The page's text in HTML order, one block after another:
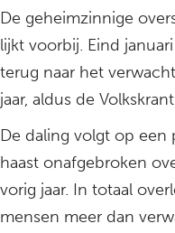
De geheimzinnige
lijkt voorbij. Eind
terug naar het
jaar, aldus de
De daling volgt op een
haast onafgebroken
vorig jaar. In totaal
mensen meer dan